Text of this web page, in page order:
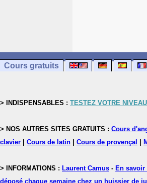
Cours gratuits
> INDISPENSABLES : TESTEZ VOTRE NIVEAU
> NOS AUTRES SITES GRATUITS : Cours
clavier
Cours de latin Cours de provençal
> INFORMATIONS : Laurent Camus - En
déposé chaque semaine chez un huissier de